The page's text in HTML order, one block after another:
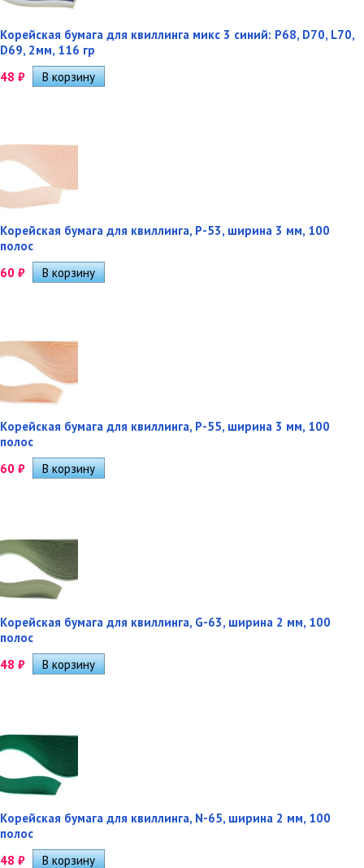
Корейская бумага для квиллинга микс 3 синий: P68, D70, L70,
D69, 2мм, 116 гр
48 ₽
Корейская бумага для квиллинга, P-53, ширина 3 мм, 100
полос
60 ₽
Корейская бумага для квиллинга, P-55, ширина 3 мм, 100
полос
60 ₽
Корейская бумага для квиллинга, G-63, ширина 2 мм, 100
полос
48 ₽
Корейская бумага для квиллинга, N-65, ширина 2 мм, 100
полос
48 ₽